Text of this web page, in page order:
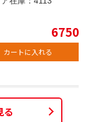
6750
カートに入れる
る